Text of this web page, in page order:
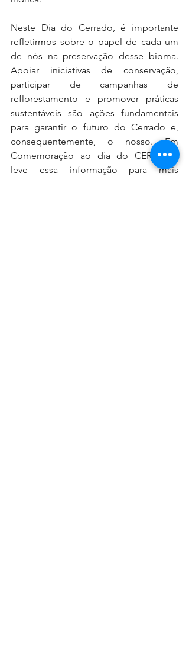
Neste Dia do Cerrado, é importante
refletirmos sobre o papel de cada um
de nós na preservação desse bioma.
Apoiar iniciativas de conservação,
participar de campanhas de
reflorestamento e promover práticas
sustentáveis são ações fundamentais
para garantir o futuro do Cerrado e,
consequentemente, o nosso. Em
Comemoração ao dia do CERRADO
leve essa informação para mais